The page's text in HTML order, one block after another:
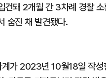
돼 2개월 간 3차례 경찰
숨진 채 발견됐다.
가 2023년 10월18일 작